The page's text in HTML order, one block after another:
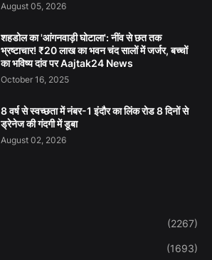
August 05, 2026
शहडोल का 'आंगनवाड़ी घोटाला': नींव से छत तक
भ्रष्टाचार! ₹20 लाख का भवन चंद सालों में जर्जर, बच्चों
का भविष्य दांव पर Aajtak24 News
October 16, 2025
8 वर्ष से स्वच्छता में नंबर-1 इंदौर का लिंक रोड 8 दिनों से
ड्रेनेज की गंदगी में डूबा
August 02, 2026
(2267)
(1693)